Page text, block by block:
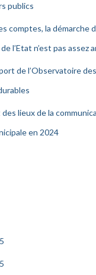
publics
comptes, la démarche
l’Etat n’est pas assez
de l’Observatoire
lieux de la
en 2024